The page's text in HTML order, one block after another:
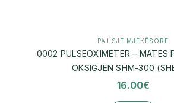
PAJISJE MJEKËSORE
0002 PULSEOXIMETER – MATES
OKSIGJEN SHM-300
16.00€